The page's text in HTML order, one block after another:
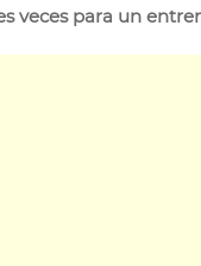
veces para un